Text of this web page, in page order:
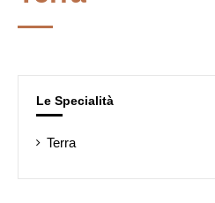
Le Specialità
Terra